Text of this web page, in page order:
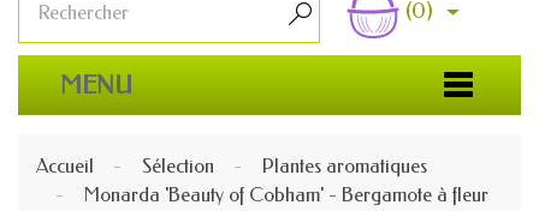
 (0)
MENU
Accueil Sélection
Plantes aromatiques
Monarda 'Beauty of Cobham' - Bergamote à fleur